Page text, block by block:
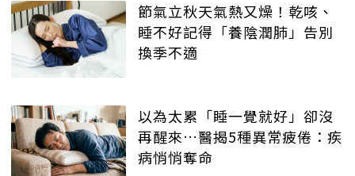
節氣立秋天氣熱又燥！乾咳、
睡不好記得「養陰潤肺」告別
換季不適
以為太累「睡一覺就好」卻沒
再醒來…醫揭5種異常疲倦：疾
病悄悄奪命